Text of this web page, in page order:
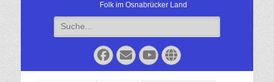
Folk im Osnabrücker Land
Suche
für:
Facebook
EmailYouTube
Website